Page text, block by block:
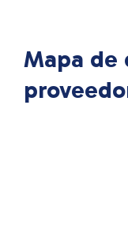
Mapa de